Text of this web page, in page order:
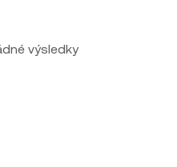
výsledky